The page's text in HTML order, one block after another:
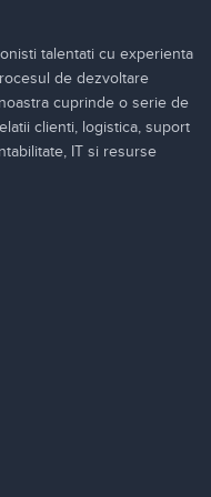
talentati cu experienta
de dezvoltare
cuprinde o serie de
clienti, logistica, suport
IT si resurse